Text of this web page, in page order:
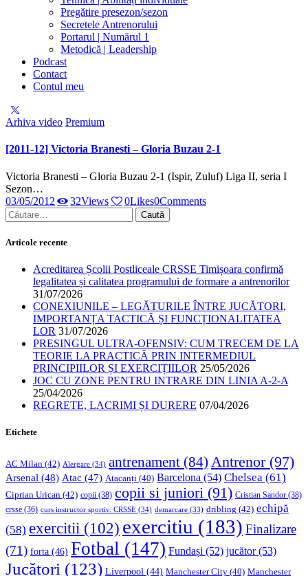
Pregătire presezon/sezon
Secretele Antrenorului
Portarul | Numărul 1
Metodică | Leadership
Podcast
Contact
Contul meu
facebook-
1
twitter-
x
new
Arhiva video Premium
[2011-12] Victoria Branesti – Gloria Buzau 2-1
Victoria Branesti – Gloria Buzau 2-1 (Ispir, Zuluf) Liga II, seria I
Sezon…
03/05/2012
32Views 0Likes0Comments
Caută
după:
Articole recente
Acreditarea Școlii Postliceale CRSSE Timișoara confirmă
legalitatea și calitatea programului de formare a antrenorilor
31/07/2026
CONEXIUNILE – LEGĂTURILE ÎNTRE JUCĂTORI,
IMPORTANȚA TACTICĂ ȘI FUNCȚIONALITATEA
LOR 31/07/2026
PRESINGUL ULTRA-OFENSIV: CUM TRECEM DE LA
TEORIE LA PRACTICĂ PRIN INTERMEDIUL
PRINCIPIILOR ȘI EXERCIȚIILOR 25/05/2026
JOC CU ZONE PENTRU INTRARE DIN LINIA A-2-A
25/04/2026
REGRETE, LACRIMI ȘI DURERE 07/04/2026
Etichete
AC Milan (42) Alergare (34) antrenament (84) Antrenor(97)
Arsenal (48) Atac (47) Atacanți (40) Barcelona (54) Chelsea (61)
Ciprian Urican (42) copii (38) copii si juniori (91) Cristian Sandor (38)
crsse (36) curs instructor sportiv. CRSSE (34) demarcare (33) dribling (42) echipă
(58) exercitii (102) exercitiu (183) Finalizare
(71) forta (46) Fotbal (147) Fundași (52) jucător(53)
Jucători (123) Liverpool (44) Manchester City (40) Manchester